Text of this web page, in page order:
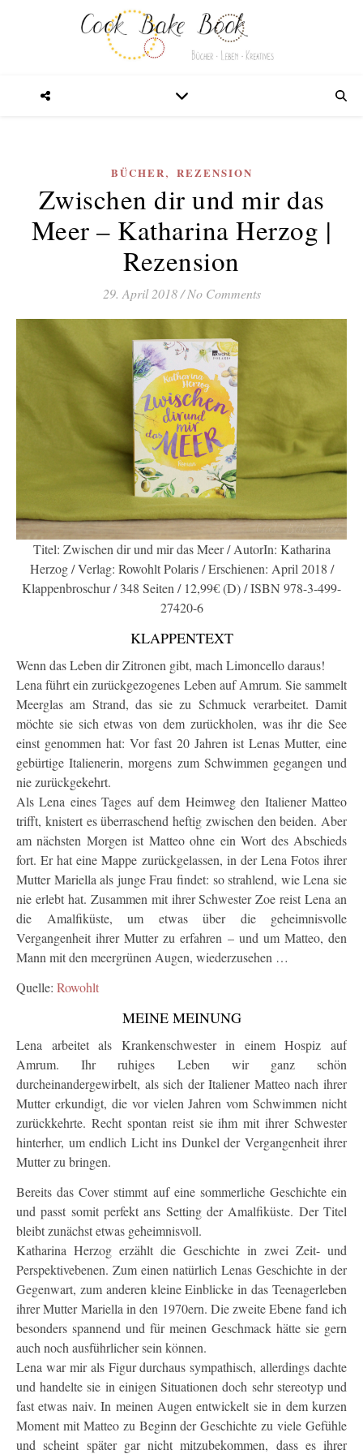
BÜCHER, REZENSION
Zwischen dir und mir das
Meer – Katharina Herzog |
Rezension
29. April 2018/ No Comments
Titel: Zwischen dir und mir das Meer / AutorIn: Katharina
Herzog / Verlag: Rowohlt Polaris / Erschienen: April 2018 /
Klappenbroschur / 348 Seiten / 12,99€ (D) / ISBN 978-3-499-
27420-6
KLAPPENTEXT
Wenn das Leben dir Zitronen gibt, mach Limoncello daraus!
Lena führt ein zurückgezogenes Leben auf Amrum. Sie sammelt
Meerglas am Strand, das sie zu Schmuck verarbeitet. Damit
möchte sie sich etwas von dem zurückholen, was ihr die See
einst genommen hat: Vor fast 20 Jahren ist Lenas Mutter, eine
gebürtige Italienerin, morgens zum Schwimmen gegangen und
nie zurückgekehrt.
Als Lena eines Tages auf dem Heimweg den Italiener Matteo
trifft, knistert es überraschend heftig zwischen den beiden. Aber
am nächsten Morgen ist Matteo ohne ein Wort des Abschieds
fort. Er hat eine Mappe zurückgelassen, in der Lena Fotos ihrer
Mutter Mariella als junge Frau findet: so strahlend, wie Lena sie
nie erlebt hat. Zusammen mit ihrer Schwester Zoe reist Lena an
die Amalfiküste, um etwas über die geheimnisvolle
Vergangenheit ihrer Mutter zu erfahren – und um Matteo, den
Mann mit den meergrünen Augen, wiederzusehen …
Quelle: Rowohlt
MEINE MEINUNG
Lena arbeitet als Krankenschwester in einem Hospiz auf
Amrum. Ihr ruhiges Leben wir ganz schön
durcheinandergewirbelt, als sich der Italiener Matteo nach ihrer
Mutter erkundigt, die vor vielen Jahren vom Schwimmen nicht
zurückkehrte. Recht spontan reist sie ihm mit ihrer Schwester
hinterher, um endlich Licht ins Dunkel der Vergangenheit ihrer
Mutter zu bringen.
Bereits das Cover stimmt auf eine sommerliche Geschichte ein
und passt somit perfekt ans Setting der Amalfiküste. Der Titel
bleibt zunächst etwas geheimnisvoll.
Katharina Herzog erzählt die Geschichte in zwei Zeit- und
Perspektivebenen. Zum einen natürlich Lenas Geschichte in der
Gegenwart, zum anderen kleine Einblicke in das Teenagerleben
ihrer Mutter Mariella in den 1970ern. Die zweite Ebene fand ich
besonders spannend und für meinen Geschmack hätte sie gern
auch noch ausführlicher sein können.
Lena war mir als Figur durchaus sympathisch, allerdings dachte
und handelte sie in einigen Situationen doch sehr stereotyp und
fast etwas naiv. In meinen Augen entwickelt sie in dem kurzen
Moment mit Matteo zu Beginn der Geschichte zu viele Gefühle
und scheint später gar nicht mitzubekommen, dass es ihrer